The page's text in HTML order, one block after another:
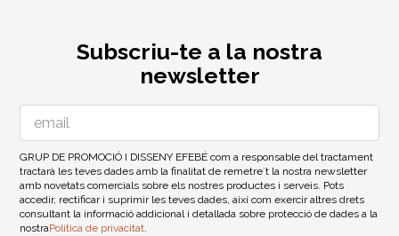
Subscriu-te a la nostra
newsletter
GRUP DE PROMOCIÓ I DISSENY EFEBÉ com a responsable del tractament
tractarà les teves dades amb la finalitat de remetre´t la nostra newsletter
amb novetats comercials sobre els nostres productes i serveis. Pots
accedir, rectificar i suprimir les teves dades, així com exercir altres drets
consultant la informació addicional i detallada sobre protecció de dades a la
nostraPolitica de privacitat.